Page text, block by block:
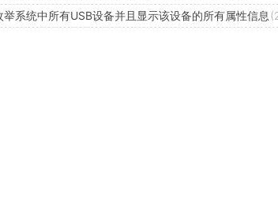
系统中所有USB设备并且显示该设备的所有属性信息